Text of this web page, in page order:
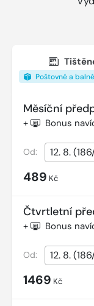
Poštovné a
Měsíční
+ Bonus
Od:
489 Kč
Čtvrtletní
+ Bonus
Od:
1469 Kč